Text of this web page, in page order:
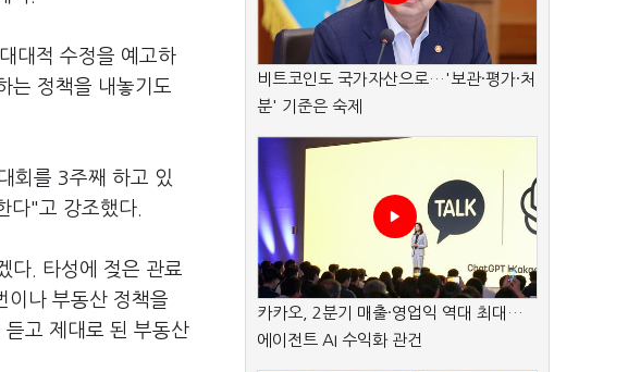
대적 수정을 예고하
는 정책을 내놓기도
회를 3주째 하고 있
다"고 강조했다.
다. 타성에 젖은 관료
이나 부동산 정책을
고 제대로 된 부동산
비트코인도 국가자산으로…'보관·평가·처
분' 기준은 숙제
카카오, 2분기 매출·영업익 역대 최대…
에이전트 AI 수익화 관건